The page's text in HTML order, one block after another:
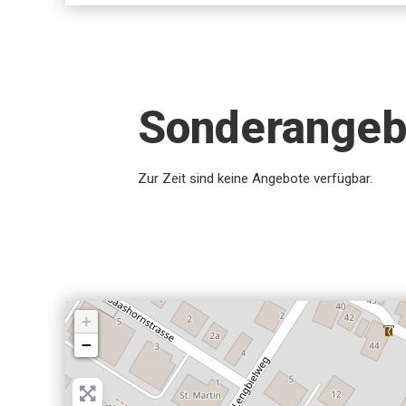
Zur Zeit sind keine Angebote verfügbar.
+
−